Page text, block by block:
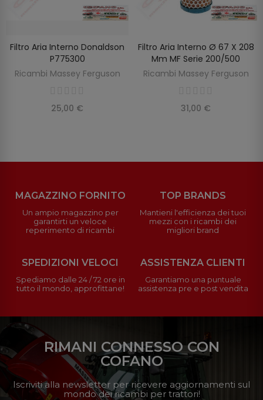
AGGIUNGI AL CARRELLO
Filtro Aria Interno Donaldson
P775300
Ricambi Massey Ferguson
25,00 €
SCOPRIRE
Filtro Aria Interno Ø 67 X 208
Mm MF Serie 200/500
Ricambi Massey Ferguson
31,00 €
MAGAZZINO FORNITO
Un ampio magazzino per
garantirti un veloce
reperimento di ricambi
TOP BRANDS
Mantieni l'efficienza dei tuoi
mezzi con i ricambi dei
migliori brand
SPEDIZIONI VELOCI
Spediamo dalle 24 / 72 ore in
tutto il mondo, approfittane!
ASSISTENZA CLIENTI
Garantiamo una puntuale
assistenza pre e post vendita
RIMANI CONNESSO CON
COFANO
Iscriviti alla newsletter per ricevere aggiornamenti sul
mondo dei ricambi per trattori!